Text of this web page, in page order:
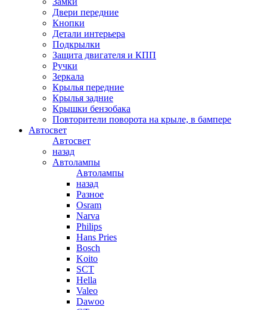
Двери передние
Кнопки
Детали интерьера
Подкрылки
Защита двигателя и КПП
Ручки
Зеркала
Крылья передние
Крылья задние
Крышки бензобака
Повторители поворота на крыле, в бампере
Автосвет
Автосвет
назад
Автолампы
Автолампы
назад
Разное
Osram
Narva
Philips
Hans Pries
Bosch
Koito
SCT
Hella
Valeo
Dawoo